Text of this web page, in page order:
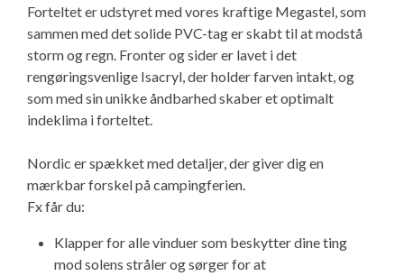
Forteltet er udstyret med vores kraftige Megastel, som
sammen med det solide PVC-tag er skabt til at modstå
storm og regn. Fronter og sider er lavet i det
rengøringsvenlige Isacryl, der holder farven intakt, og
som med sin unikke åndbarhed skaber et optimalt
indeklima i forteltet.
Nordic er spækket med detaljer, der giver dig en
mærkbar forskel på campingferien.
Fx får du:
Klapper for alle vinduer som beskytter dine ting
mod solens stråler og sørger for at